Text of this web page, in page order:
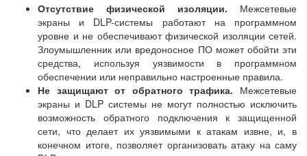
Отсутствие физической изоляции. Межсетевые
экраны и DLP-системы работают на программном
уровне и не обеспечивают физической изоляции сетей.
Злоумышленник или вредоносное ПО может обойти эти
средства, используя уязвимости в программном
обеспечении или неправильно настроенные правила.
Не защищают от обратного трафика. Межсетевые
экраны и DLP системы не могут полностью исключить
возможность обратного подключения к защищенной
сети, что делает их уязвимыми к атакам извне, и, в
конечном итоге, позволяет организовать атаку на саму